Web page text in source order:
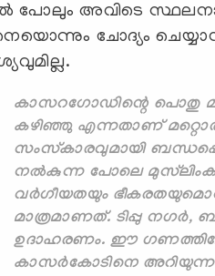
പോലും അവിടെ
ചോദ്യം
കാസറഗോഡിന്റെ പൊതു
കഴിഞ്ഞു എന്നതാണ്
സംസ്‌കാരവുമായി
നല്‍കുന്ന പോലെ
വര്‍ഗീയതയും
മാത്രമാണത്. ടിപ്പു
ഉദാഹരണം. ഈ
കാസര്‍കോടിനെ